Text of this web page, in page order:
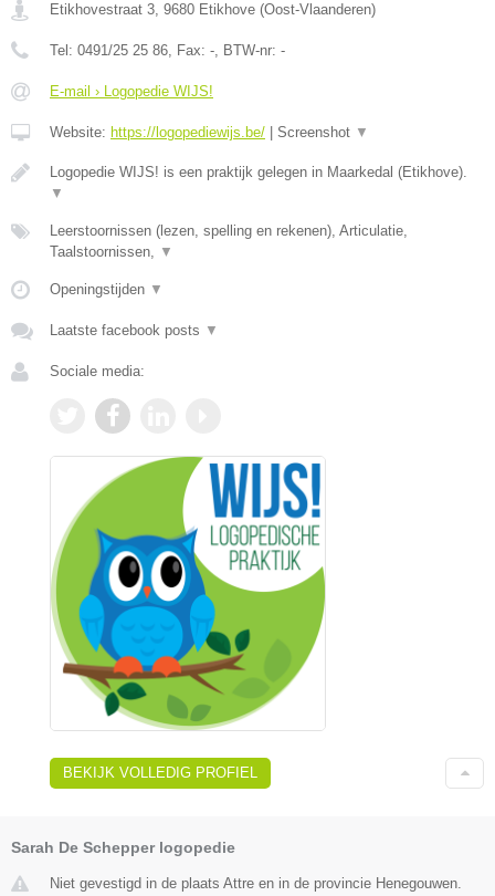
Etikhovestraat 3, 9680 Etikhove (Oost-Vlaanderen)
Tel: 0491/25 25 86, Fax: -, BTW-nr: -
E-mail › Logopedie WIJS!
Website: https://logopediewijs.be/ Screenshot ▼
Logopedie WIJS! is een praktijk gelegen in Maarkedal (Etikhove).
▼
Leerstoornissen (lezen, spelling en rekenen), Articulatie,
Taalstoornissen, ▼
Openingstijden ▼
Laatste facebook posts ▼
Sociale media:
BEKIJK VOLLEDIG PROFIEL
Sarah De Schepper logopedie
Niet gevestigd in de plaats Attre en in de provincie Henegouwen.